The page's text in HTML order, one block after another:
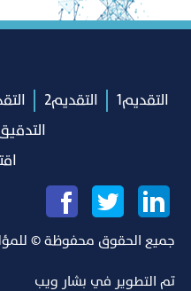
التقديم1 التقديم2
جميع الحقوق محفوظة © للمؤلفين
تم التطوير في بشار ويب